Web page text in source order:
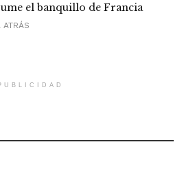
el banquillo de Francia